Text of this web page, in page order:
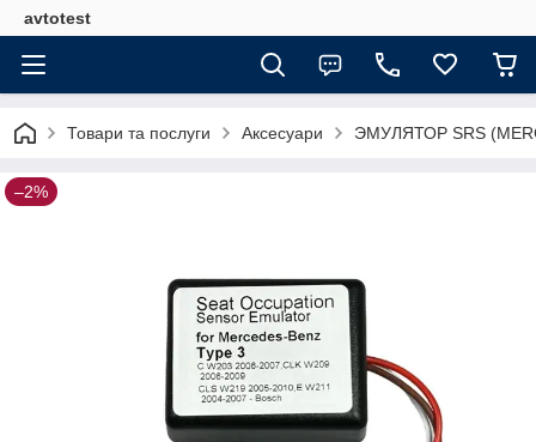
avtotest
Товари та послуги Аксесуари ЭМУЛЯТОР SRS
–2%